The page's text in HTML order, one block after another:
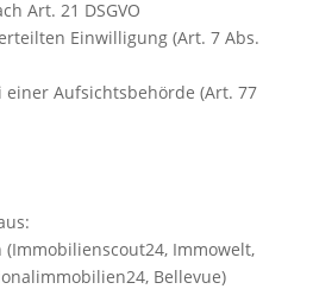
Art. 21 DSGVO
Einwilligung (Art. 7 Abs.
einer Aufsichtsbehörde (Art. 77
Immowelt,
Bellevue)